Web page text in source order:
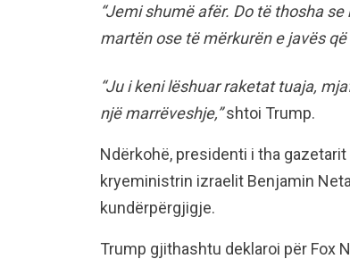
“Jemi shumë afër. Do të thosha
martën ose të mërkurën e javës që
“Ju i keni lëshuar raketat tuaja,
një marrëveshje,”shtoi Trump.
Ndërkohë, presidenti i tha
kryeministrin izraelit Benjamin
kundërpërgjigje.
Trump gjithashtu deklaroi për Fox